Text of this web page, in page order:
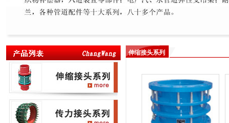
伸缩接头系列